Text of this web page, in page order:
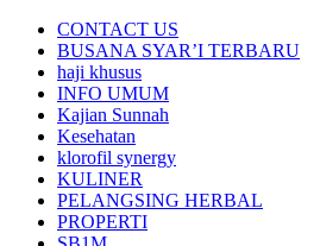
CONTACT US
BUSANA SYAR’I TERBARU
haji khusus
INFO UMUM
Kajian Sunnah
Kesehatan
klorofil synergy
KULINER
PELANGSING HERBAL
PROPERTI